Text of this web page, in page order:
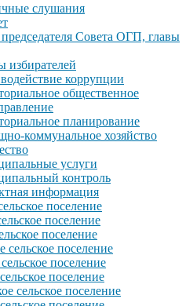
слушания
Совета ОГП, главы
избирателей
коррупции
общественное
планирование
коммунальное хозяйство
услуги
контроль
информация
поселение
поселение
поселение
сельское поселение
поселение
поселение
сельское поселение